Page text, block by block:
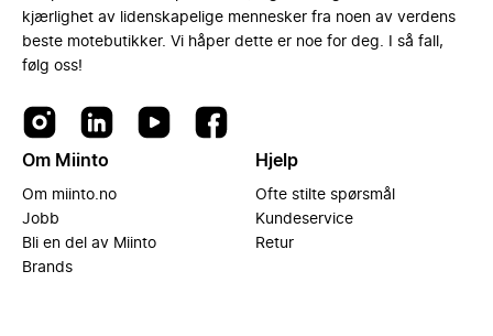
kjærlighet av lidenskapelige mennesker fra noen av verdens
beste motebutikker. Vi håper dette er noe for deg. I så fall,
følg oss!
Om Miinto
Om miinto.no
Jobb
Bli en del av Miinto
Brands
Hjelp
Ofte stilte spørsmål
Kundeservice
Retur